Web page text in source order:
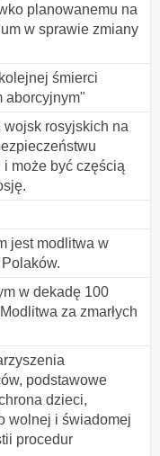
planowanemu na
w sprawie zmiany
śmierci
aborcyjnym"
rosyjskich na
i może być częścią
jest modlitwa w
w dekadę 100
za zmarłych
podstawowe
dzieci,
wolnej i świadomej
procedur